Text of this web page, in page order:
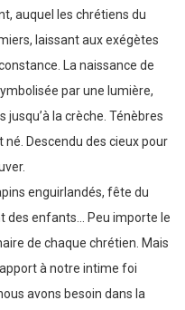
auquel les chrétiens du
laissant aux exégètes
La naissance de
par une lumière,
jusqu’à la crèche. Ténèbres
Descendu des cieux pour
enguirlandés, fête du
des enfants… Peu importe le
de chaque chrétien. Mais
à notre intime foi
avons besoin dans la